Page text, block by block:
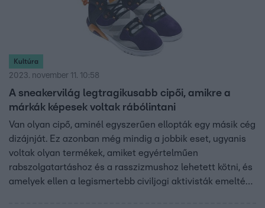
Kultúra
2023. november 11. 10:58
A sneakervilág legtragikusabb cipői, amikre a
márkák képesek voltak rábólintani
Van olyan cipő, aminél egyszerűen ellopták egy másik cég
dizájnját. Ez azonban még mindig a jobbik eset, ugyanis
voltak olyan termékek, amiket egyértelműen
rabszolgatartáshoz és a rasszizmushoz lehetett kötni, és
amelyek ellen a legismertebb civiljogi aktivisták emelték